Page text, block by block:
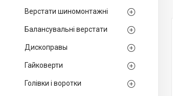
Верстати шиномонтажні
Балансувальні верстати
Дископравы
Гайковерти
Голівки і воротки